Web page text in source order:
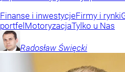
Finanse i inwestycjeFirmy i rynki
portfelMotoryzacjaTylko u Nas
Radosław Święcki